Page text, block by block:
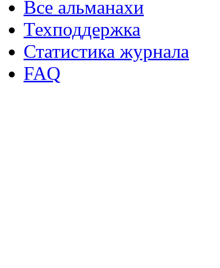
Все альманахи
Техподдержка
Статистика журнала
FAQ